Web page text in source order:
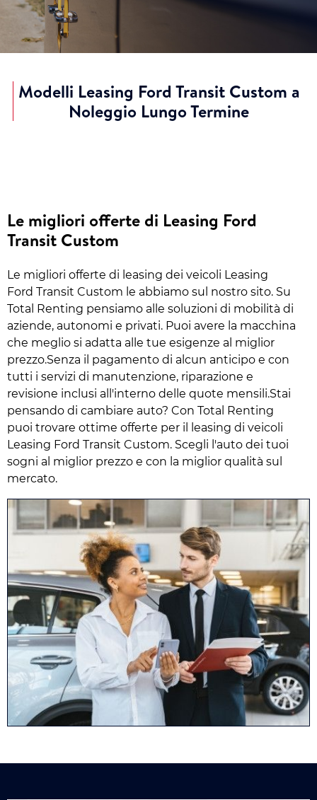
Modelli Leasing Ford Transit Custom a
Noleggio Lungo Termine
Le migliori offerte di Leasing Ford
Transit Custom
Le migliori offerte di leasing dei veicoli Leasing
Ford Transit Custom le abbiamo sul nostro sito. Su
Total Renting pensiamo alle soluzioni di mobilità di
aziende, autonomi e privati. Puoi avere la macchina
che meglio si adatta alle tue esigenze al miglior
prezzo.Senza il pagamento di alcun anticipo e con
tutti i servizi di manutenzione, riparazione e
revisione inclusi all'interno delle quote mensili.Stai
pensando di cambiare auto? Con Total Renting
puoi trovare ottime offerte per il leasing di veicoli
Leasing Ford Transit Custom. Scegli l'auto dei tuoi
sogni al miglior prezzo e con la miglior qualità sul
mercato.